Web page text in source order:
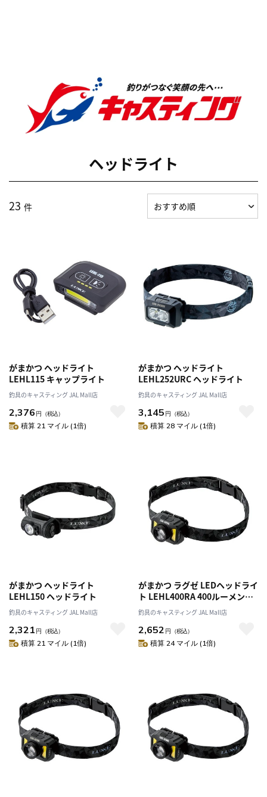
ヘッドライト
23 件
がまかつ ヘッドライト
LEHL115 キャップライト
釣具のキャスティング JAL Mall店
2,376 円 （税込）
積算 21 マイル (1倍)
がまかつ ヘッドライト
LEHL252URC ヘッドライト
釣具のキャスティング JAL Mall店
3,145 円 （税込）
積算 28 マイル (1倍)
がまかつ ヘッドライト
LEHL150 ヘッドライト
釣具のキャスティング JAL Mall店
2,321 円 （税込）
積算 21 マイル (1倍)
がまかつ ラグゼ LEDヘッドライ
ト LEHL400RA 400ルーメン
LUXXE LEDライト
釣具のキャスティング JAL Mall店
2,652 円 （税込）
積算 24 マイル (1倍)